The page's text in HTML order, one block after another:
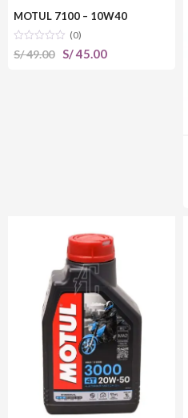
MOTUL 7100 – 10W40
(0)
S/49.00
El
S/45.00El